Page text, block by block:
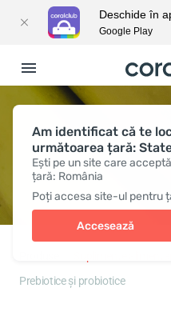
Am identificat că te
următoarea țară:
Ești pe un site care
țară: România
Poți accesa site-ul pentru
Accesează
PREBIOTICE
Prebiotice și probiotice
Deschide în
Google Play